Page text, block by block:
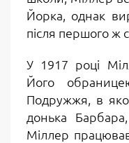
Йорка, однак
після першого ж
У 1917 році
Його
Подружжя, в
донька
Міллер